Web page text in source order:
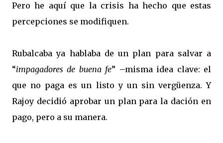
Pero he aquí que la crisis ha hecho que estas
percepciones se modifiquen.
Rubalcaba ya hablaba de un plan para salvar a
“impagadores de buena fe” –misma idea clave: el
que no paga es un listo y un sin vergüenza. Y
Rajoy decidió aprobar un plan para la dación en
pago, pero a su manera.